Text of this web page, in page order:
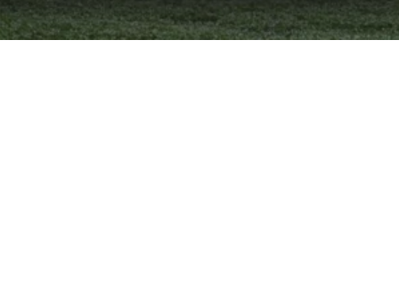
Сделано вRiverstart